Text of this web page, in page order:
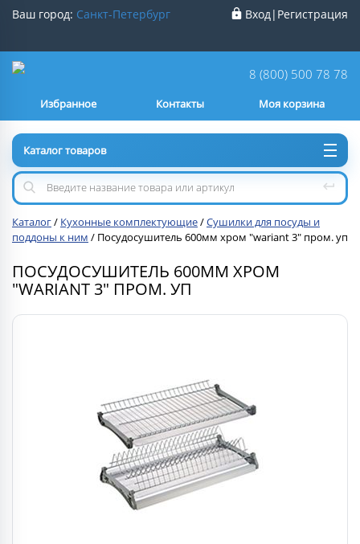
Ваш город: Санкт-Петербург
Нет
Вход| Регистрация
8 (800) 500 78 78
Контакты
Избранное Моя корзина
Каталог товаров
Каталог/ Кухонные комплектующие/Сушилки для посуды и
поддоны к ним / Посудосушитель 600мм хром "wariant 3" пром. уп
ПОСУДОСУШИТЕЛЬ 600ММ ХРОМ
"WARIANT 3" ПРОМ. УП